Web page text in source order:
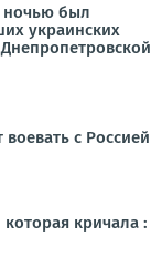
ночью был
украинских
с Россией
кричала :